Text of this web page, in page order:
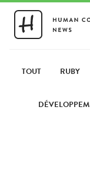
TOUT RUBY